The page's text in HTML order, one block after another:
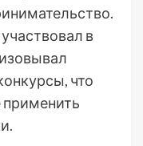
в
что
применить